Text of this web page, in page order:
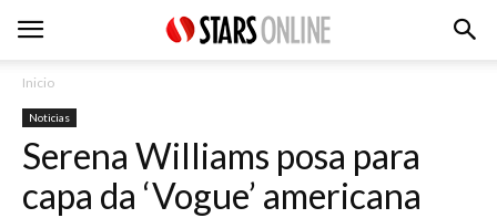
Inicio
Noticias
Serena Williams posa para
capa da ‘Vogue’ americana